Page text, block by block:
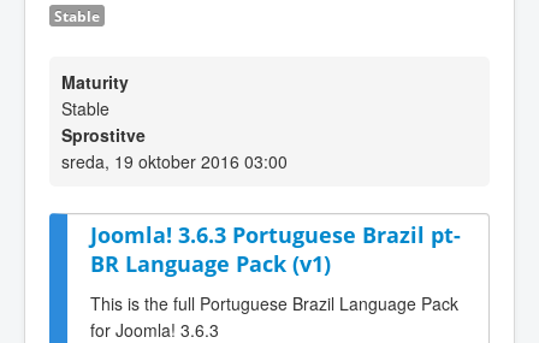
Stable
Maturity
Stable
Sprostitve
sreda, 19 oktober 2016 03:00
Joomla! 3.6.3 Portuguese Brazil pt-
BR Language Pack (v1)
This is the full Portuguese Brazil Language Pack
for Joomla! 3.6.3